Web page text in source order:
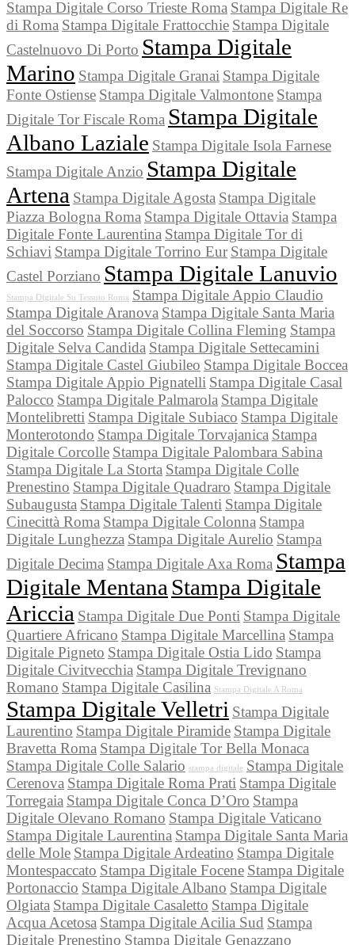
Stampa Digitale Corso Trieste Roma Stampa Digitale Re
di Roma Stampa Digitale Frattocchie Stampa Digitale
Castelnuovo Di Porto Stampa Digitale
Marino Stampa Digitale Granai Stampa Digitale
Fonte Ostiense Stampa Digitale Valmontone Stampa
Digitale Tor Fiscale Roma Stampa Digitale
Albano Laziale Stampa Digitale Isola Farnese
Stampa Digitale Anzio Stampa Digitale
Artena Stampa Digitale Agosta Stampa Digitale
Piazza Bologna Roma Stampa Digitale Ottavia Stampa
Digitale Fonte Laurentina Stampa Digitale Tor di
Schiavi Stampa Digitale Torrino Eur Stampa Digitale
Castel Porziano Stampa Digitale Lanuvio
Stampa Digitale Su Tessuto Roma Stampa Digitale Appio Claudio
Stampa Digitale Aranova Stampa Digitale Santa Maria
del Soccorso Stampa Digitale Collina Fleming Stampa
Digitale Selva Candida Stampa Digitale Settecamini
Stampa Digitale Castel Giubileo Stampa Digitale Boccea
Stampa Digitale Appio Pignatelli Stampa Digitale Casal
Palocco Stampa Digitale Palmarola Stampa Digitale
Montelibretti Stampa Digitale Subiaco Stampa Digitale
Monterotondo Stampa Digitale Torvajanica Stampa
Digitale Corcolle Stampa Digitale Palombara Sabina
Stampa Digitale La Storta Stampa Digitale Colle
Prenestino Stampa Digitale Quadraro Stampa Digitale
Subaugusta Stampa Digitale Talenti Stampa Digitale
Cinecittà Roma Stampa Digitale Colonna Stampa
Digitale Lunghezza Stampa Digitale Aurelio Stampa
Digitale Decima Stampa Digitale Axa Roma Stampa
Digitale Mentana Stampa Digitale
Ariccia Stampa Digitale Due Ponti Stampa Digitale
Quartiere Africano Stampa Digitale Marcellina Stampa
Digitale Pigneto Stampa Digitale Ostia Lido Stampa
Digitale Civitvecchia Stampa Digitale Trevignano
Romano Stampa Digitale Casilina Stampa Digitale A Roma
Stampa Digitale Velletri Stampa Digitale
Laurentino Stampa Digitale Piramide Stampa Digitale
Bravetta Roma Stampa Digitale Tor Bella Monaca
Stampa Digitale Colle Salario stampa digitale Stampa Digitale
Cerenova Stampa Digitale Roma Prati Stampa Digitale
Torregaia Stampa Digitale Conca D’Oro Stampa
Digitale Olevano Romano Stampa Digitale Vaticano
Stampa Digitale Laurentina Stampa Digitale Santa Maria
delle Mole Stampa Digitale Ardeatino Stampa Digitale
Montespaccato Stampa Digitale Focene Stampa Digitale
Portonaccio Stampa Digitale Albano Stampa Digitale
Olgiata Stampa Digitale Casaletto Stampa Digitale
Acqua Acetosa Stampa Digitale Acilia Sud Stampa
Digitale Prenestino Stampa Digitale Genazzano